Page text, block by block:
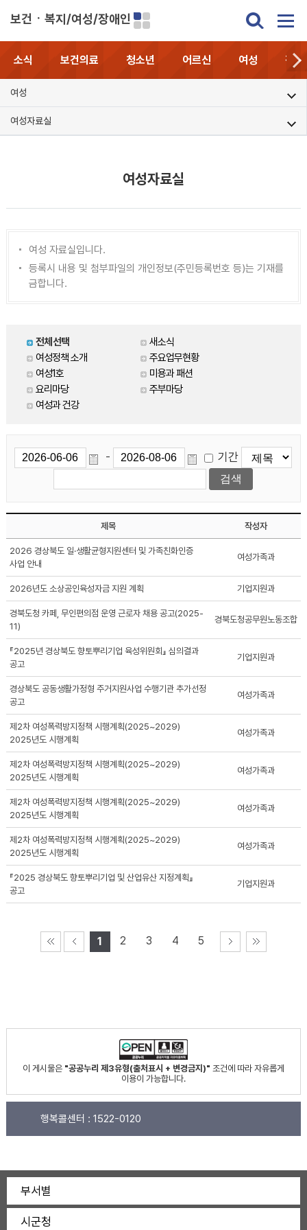
보건ㆍ복지/여성/장애인
소식 보건의료 청소년 어르신 여성 장애
여성
여성자료실
여성자료실
여성 자료실입니다.
등록시 내용 및 첨부파일의 개인정보(주민등록번호 등)는 기재를
금합니다.
전체선택
새소식
여성정책 소개
주요업무현황
여성1호
미용과 패션
요리마당
주부마당
여성과 건강
- 기간
제목 작성자
2026 경상북도 일·생활균형지원센터 및 가족친화인증
사업 안내
여성가족과
2026년도 소상공인육성자금 지원 계획 기업지원과
경북도청 카페, 무인편의점 운영 근로자 채용 공고(2025-
11)
경북도청공무원노동조합
『2025년 경상북도 향토뿌리기업 육성위원회』 심의결과
공고
기업지원과
경상북도 공동생활가정형 주거지원사업 수행기관 추가선정
공고
여성가족과
제2차 여성폭력방지정책 시행계획(2025~2029)
2025년도 시행계획
여성가족과
제2차 여성폭력방지정책 시행계획(2025~2029)
2025년도 시행계획
여성가족과
제2차 여성폭력방지정책 시행계획(2025~2029)
2025년도 시행계획
여성가족과
제2차 여성폭력방지정책 시행계획(2025~2029)
2025년도 시행계획
여성가족과
『2025 경상북도 향토뿌리기업 및 산업유산 지정계획』
공고
기업지원과
1 2 3 4 5
이 게시물은 "공공누리 제3유형(출처표시 + 변경금지)" 조건에 따라 자유롭게
이용이 가능합니다.
행복콜센터 : 1522-0120
부서별
시군청